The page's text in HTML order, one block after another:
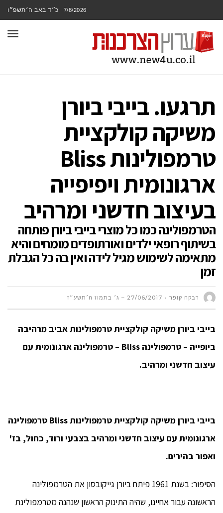
7/8/2026 כ״ד באב ה׳תשפ״ו
תרגעו. בייבי ביורן
משיקה קולקציית
טרמפולינות Bliss
ארגונומית ויפיפייה
בעיצוב חדשני ומרהיב
הטרמפולינה כמו כל מוצרי בייבי ביורן פותחה
בשיתוף רופאי ילדים ואורתופדים מומחים והיא
מתאימה לשימוש מגיל לידה ואין בה כל הגבלת
זמן
רבקה קופר 27/06/2017 – ג׳ בתמוז ה׳תשע״ז
בייבי ביורן משיקה קולקציית טרמפולינות אביב מרהיבה
ביופייה – טרמפולינה Bliss –
טרמפולינה ארגונומית עם
עיצוב חדשני ומרהיב.
בייבי ביורן משיקה קולקציית טרמפולינות Bliss טרמפולינה
ארגונומית עם עיצוב חדשני ומרהיב בצבעי ורוד, כחול, בז'
ואפור בהירים.
הסיפור: בשנת 1961 פיתח ביורן גייקובסון את הטרמפולינה
הראשונה עבור אחיינו, שהיה התינוק הראשון שנהנה מטרמפולינת